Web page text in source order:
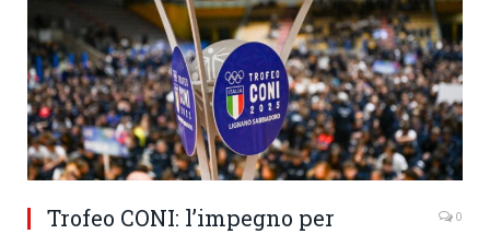
Trofeo CONI: l’impegno per
0